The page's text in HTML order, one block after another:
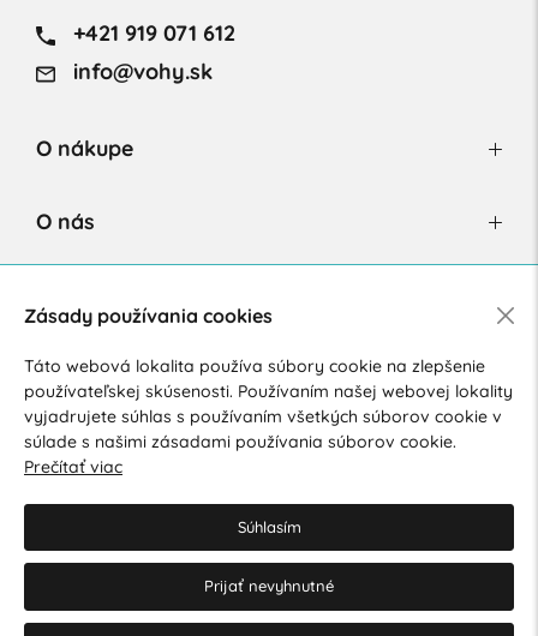
+421 919 071 612
info@vohy.sk
O nákupe
O nás
Súhlasím so spracovaním osobných údajov pre marketingové
účely.Zásady ochrany osobných údajov.
Zásady používania cookies
Táto webová lokalita používa súbory cookie na zlepšenie
používateľskej skúsenosti. Používaním našej webovej lokality
vyjadrujete súhlas s používaním všetkých súborov cookie v
súlade s našimi zásadami používania súborov cookie.
Prečítať viac
Súhlasím
Prijať nevyhnutné